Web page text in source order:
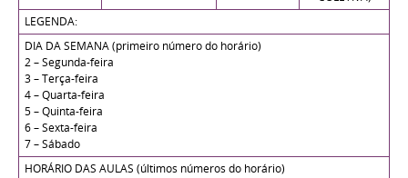
LEGENDA:
DIA DA SEMANA (primeiro número do horário)
2 – Segunda-feira
3 – Terça-feira
4 – Quarta-feira
5 – Quinta-feira
6 – Sexta-feira
7 – Sábado
HORÁRIO DAS AULAS (últimos números do horário)